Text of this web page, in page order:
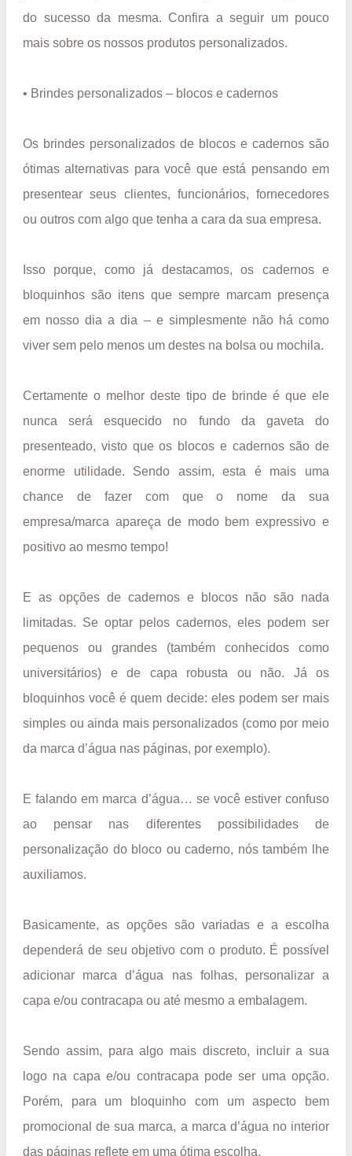
do sucesso da mesma. Confira a seguir um pouco
mais sobre os nossos produtos personalizados.
• Brindes personalizados – blocos e cadernos
Os brindes personalizados de blocos e cadernos são
ótimas alternativas para você que está pensando em
presentear seus clientes, funcionários, fornecedores
ou outros com algo que tenha a cara da sua empresa.
Isso porque, como já destacamos, os cadernos e
bloquinhos são itens que sempre marcam presença
em nosso dia a dia – e simplesmente não há como
viver sem pelo menos um destes na bolsa ou mochila.
Certamente o melhor deste tipo de brinde é que ele
nunca será esquecido no fundo da gaveta do
presenteado, visto que os blocos e cadernos são de
enorme utilidade. Sendo assim, esta é mais uma
chance de fazer com que o nome da sua
empresa/marca apareça de modo bem expressivo e
positivo ao mesmo tempo!
E as opções de cadernos e blocos não são nada
limitadas. Se optar pelos cadernos, eles podem ser
pequenos ou grandes (também conhecidos como
universitários) e de capa robusta ou não. Já os
bloquinhos você é quem decide: eles podem ser mais
simples ou ainda mais personalizados (como por meio
da marca d’água nas páginas, por exemplo).
E falando em marca d’água… se você estiver confuso
ao pensar nas diferentes possibilidades de
personalização do bloco ou caderno, nós também lhe
auxiliamos.
Basicamente, as opções são variadas e a escolha
dependerá de seu objetivo com o produto. É possível
adicionar marca d’água nas folhas, personalizar a
capa e/ou contracapa ou até mesmo a embalagem.
Sendo assim, para algo mais discreto, incluir a sua
logo na capa e/ou contracapa pode ser uma opção.
Porém, para um bloquinho com um aspecto bem
promocional de sua marca, a marca d’água no interior
das páginas reflete em uma ótima escolha.